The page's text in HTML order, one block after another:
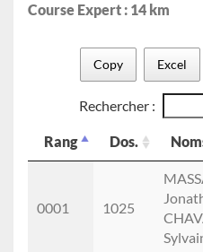
Course Expert : 14 km
Copy Excel
Rechercher :
Rang Dos.
0001 1025